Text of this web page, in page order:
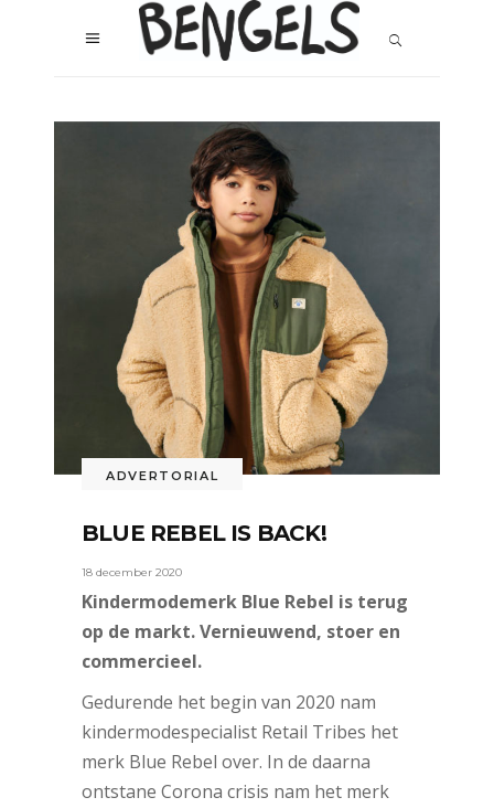
ADVERTORIAL
BLUE REBEL IS BACK!
18 december 2020
Kindermodemerk Blue Rebel is terug
op de markt. Vernieuwend, stoer en
commercieel.
Gedurende het begin van 2020 nam
kindermodespecialist Retail Tribes het
merk Blue Rebel over. In de daarna
ontstane Corona crisis nam het merk